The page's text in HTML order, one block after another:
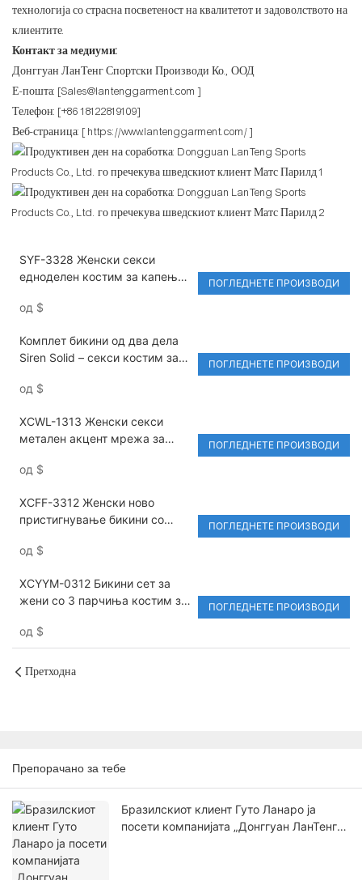
технологија со страсна посветеност на квалитетот и задоволството на
клиентите.
Контакт за медиуми:
Донггуан ЛанТенг Спортски Производи Ко., ООД
Е-пошта: [Sales@lantenggarment.com ]
Телефон: [+86 18122819109]
Веб-страница: [ https://www.lantenggarment.com/]
SYF-3328 Женски секси
едноделен костим за капење
монокини нов стилски костим
од $
ПОГЛЕДНЕТЕ ПРОИЗВОДИ
Комплет бикини од два дела
Siren Solid – секси костим за
жени
од $
ПОГЛЕДНЕТЕ ПРОИЗВОДИ
XCWL-1313 Женски секси
метален акцент мрежа за
триаголен куп троделен
одмори во одморалиште
од $
ПОГЛЕДНЕТЕ ПРОИЗВОДИ
XCFF-3312 Женски ново
пристигнување бикини со
секси дводелен костим за
одморалишта
од $
ПОГЛЕДНЕТЕ ПРОИЗВОДИ
XCYYM-0312 Бикини сет за
жени со 3 парчиња костим за
здолниште, бразилски бикини
сет со висок струк
од $
ПОГЛЕДНЕТЕ ПРОИЗВОДИ
Претходна
Препорачано за тебе
Бразилскиот клиент Гуто Ланаро ја
посети компанијата „Донггуан ЛанТенг